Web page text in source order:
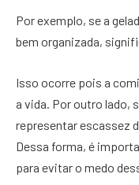
Por exemplo, se a
bem organizada,
Isso ocorre pois a
a vida. Por outro lado,
representar escassez
Dessa forma, é
para evitar o medo